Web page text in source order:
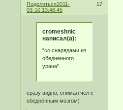
Поделиться 17
2011-
03-10 13:48:45
cromeshnic
написал(а):
"со снарядами из
обедненного
урана".
сразу видно, снимал чел с
обеднённым мозгом)